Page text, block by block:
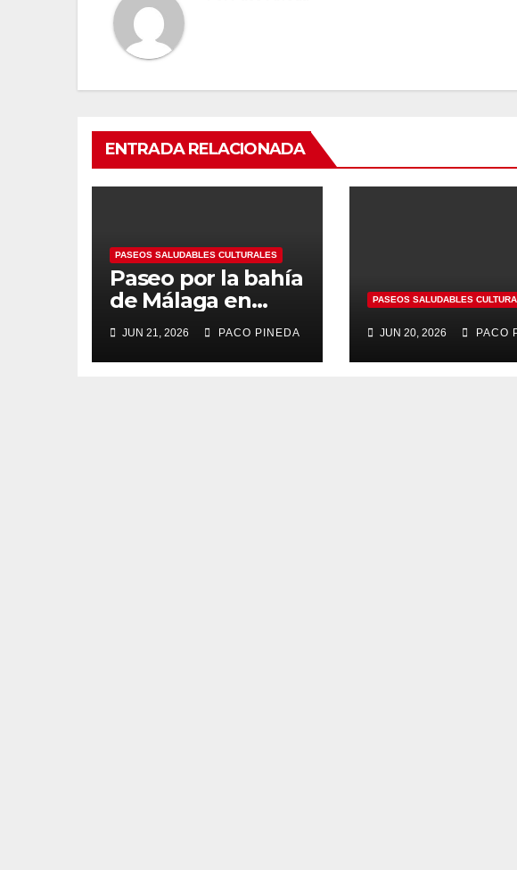
ENTRADA RELACIONADA
PASEOS SALUDABLES CULTURALES
Paseo por la bahía
de Málaga en
barco turístico
JUN 21, 2026 PACO PINEDA
PASEOS SALUDABLES
JUN 20, 2026 PACO